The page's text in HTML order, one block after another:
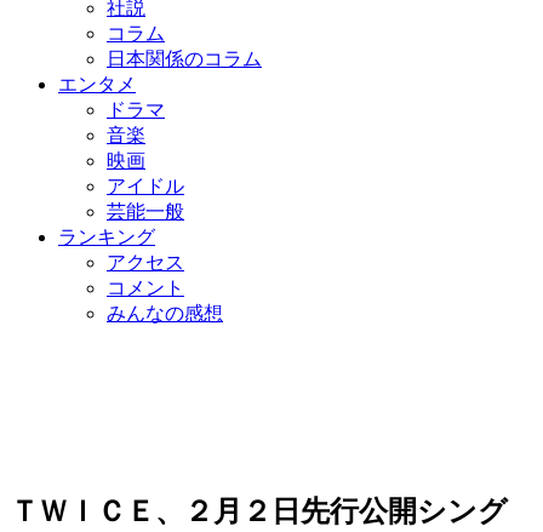
社説
コラム
日本関係のコラム
エンタメ
ドラマ
音楽
映画
アイドル
芸能一般
ランキング
アクセス
コメント
みんなの感想
ＴＷＩＣＥ、２月２日先行公開シング